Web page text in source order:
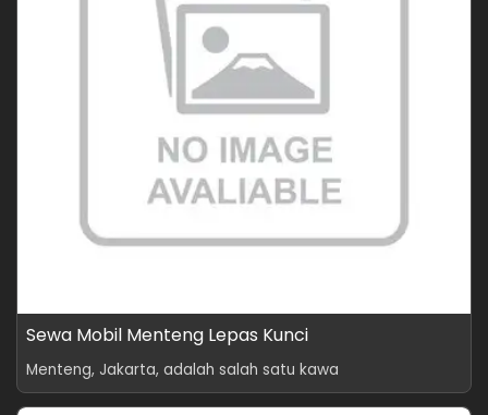
Sewa Mobil Menteng Lepas Kunci
Menteng, Jakarta, adalah salah satu kawa